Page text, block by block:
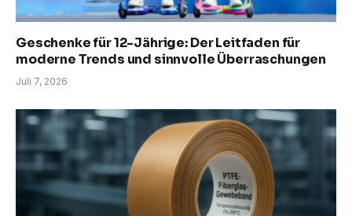
Geschenke für 12-Jährige: Der Leitfaden für
moderne Trends und sinnvolle Überraschungen
Juli 7, 2026